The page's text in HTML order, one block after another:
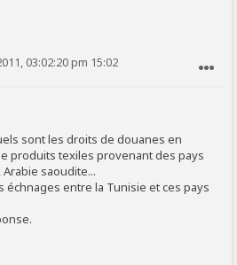
03:02:20 pm 15:02
sont les droits de douanes en
produits texiles provenant des pays
saoudite...
échnages entre la Tunisie et ces pays